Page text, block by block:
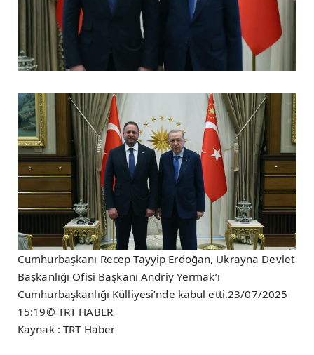
Cumhurbaşkanı Recep Tayyip Erdoğan, Ukrayna Devlet
Başkanlığı Ofisi Başkanı Andriy Yermak’ı
Cumhurbaşkanlığı Külliyesi’nde kabul etti.23/07/2025
15:19© TRT HABER
Kaynak : TRT Haber